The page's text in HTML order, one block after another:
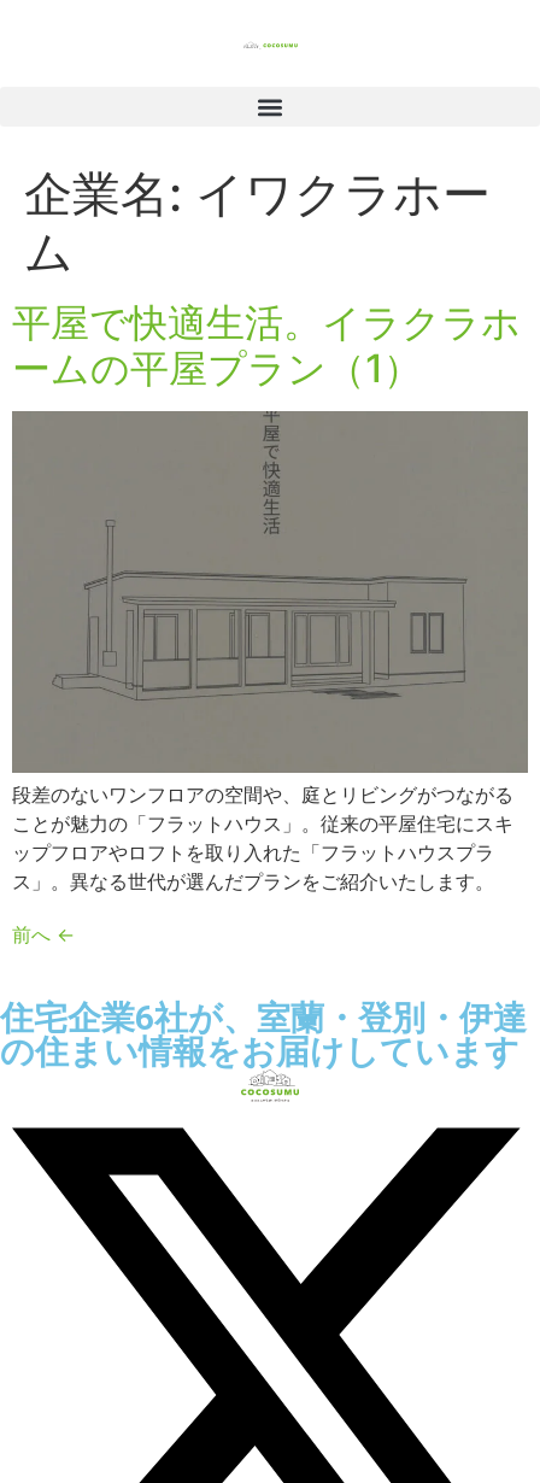
企業名: イワクラホー
ム
平屋で快適生活。イラクラホ
ームの平屋プラン（1）
段差のないワンフロアの空間や、庭とリビングがつながる
ことが魅力の「フラットハウス」。従来の平屋住宅にスキ
ップフロアやロフトを取り入れた「フラットハウスプラ
ス」。異なる世代が選んだプランをご紹介いたします。
前へ ←
住宅企業6社が、室蘭・登別・伊達
の住まい情報をお届けしています